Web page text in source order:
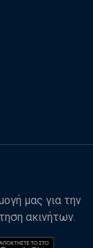
μας για την
ακινήτων.